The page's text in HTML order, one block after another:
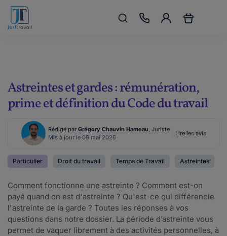
Astreintes et gardes : rémunération,
prime et définition du Code du travail
Rédigé par Grégory Chauvin Hameau, Juriste
Mis à jour le 06 mai 2026
Lire les avis
Particulier Droit du travail Temps de Travail Astreintes
Comment fonctionne une astreinte ? Comment est-on
payé quand on est d'astreinte ? Qu'est-ce qui différencie
l'astreinte de la garde ? Toutes les réponses à vos
questions dans notre dossier. La période d’astreinte vous
permet de vaquer librement à des activités personnelles, à